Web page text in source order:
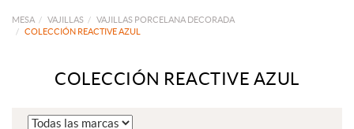
MESA VAJILLAS
VAJILLAS PORCELANA DECORADA
COLECCIÓN REACTIVE AZUL
COLECCIÓN REACTIVE AZUL